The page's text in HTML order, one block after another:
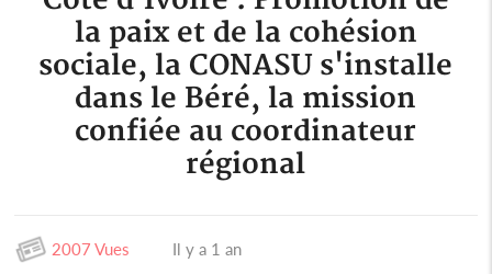
la paix et de la cohésion
sociale, la CONASU s'installe
dans le Béré, la mission
confiée au coordinateur
régional
2007 Vues Il y a 1 an